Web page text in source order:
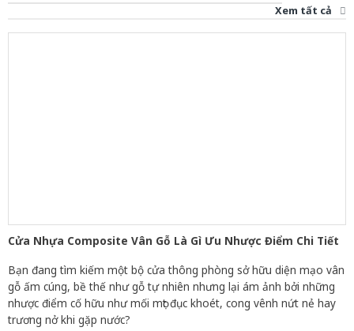
Xem tất cả
Cửa Nhựa Composite Vân Gỗ Là Gì Ưu Nhược Điểm Chi Tiết
Bạn đang tìm kiếm một bộ cửa thông phòng sở hữu diện mạo vân
gỗ ấm cúng, bề thế như gỗ tự nhiên nhưng lại ám ảnh bởi những
nhược điểm cố hữu như mối mọt đục khoét, cong vênh nứt nẻ hay
trương nở khi gặp nước?